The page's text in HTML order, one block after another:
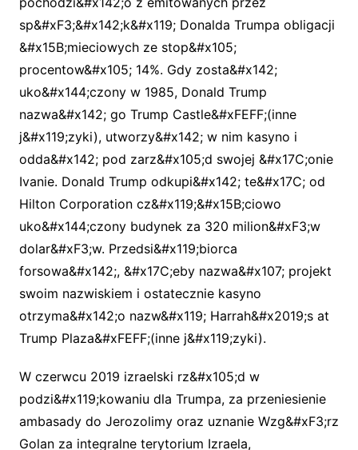
sp&#xF3;&#x142;k&#x119; Donalda Trumpa obligacji
&#x15B;mieciowych ze stop&#x105;
procentow&#x105; 14%. Gdy zosta&#x142;
uko&#x144;czony w 1985, Donald Trump
nazwa&#x142; go Trump Castle&#xFEFF;(inne
j&#x119;zyki), utworzy&#x142; w nim kasyno i
odda&#x142; pod zarz&#x105;d swojej &#x17C;onie
Ivanie. Donald Trump odkupi&#x142; te&#x17C; od
Hilton Corporation cz&#x119;&#x15B;ciowo
uko&#x144;czony budynek za 320 milion&#xF3;w
dolar&#xF3;w. Przedsi&#x119;biorca
forsowa&#x142;, &#x17C;eby nazwa&#x107; projekt
swoim nazwiskiem i ostatecznie kasyno
otrzyma&#x142;o nazw&#x119; Harrah&#x2019;s at
Trump Plaza&#xFEFF;(inne j&#x119;zyki).
W czerwcu 2019 izraelski rz&#x105;d w
podzi&#x119;kowaniu dla Trumpa, za przeniesienie
ambasady do Jerozolimy oraz uznanie Wzg&#xF3;rz
Golan za integralne terytorium Izraela,